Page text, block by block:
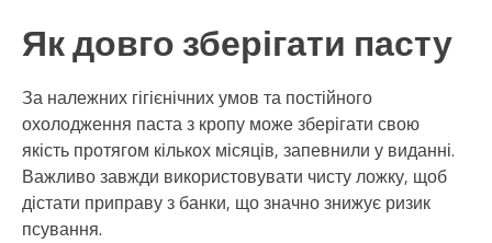
Як довго зберігати пасту
За належних гігієнічних умов та постійного
охолодження паста з кропу може зберігати свою
якість протягом кількох місяців, запевнили у виданні.
Важливо завжди використовувати чисту ложку, щоб
дістати приправу з банки, що значно знижує ризик
псування.